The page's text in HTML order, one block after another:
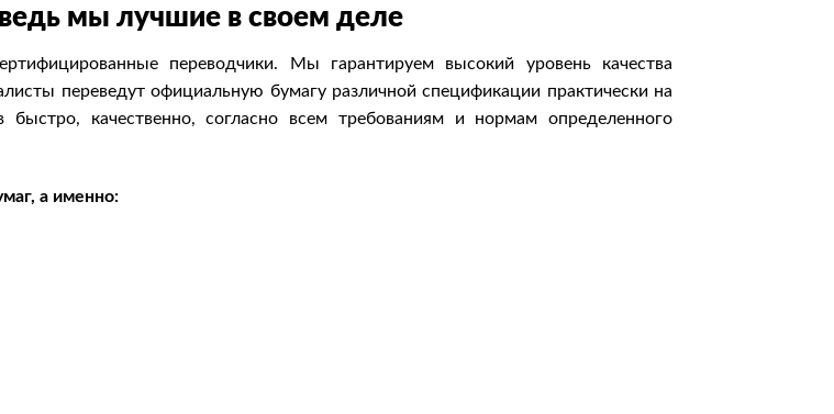
мы лучшие в своем деле
переводчики. Мы гарантируем высокий уровень качества
переведут официальную бумагу различной спецификации практически на
качественно, согласно всем требованиям и нормам определенного
а именно: